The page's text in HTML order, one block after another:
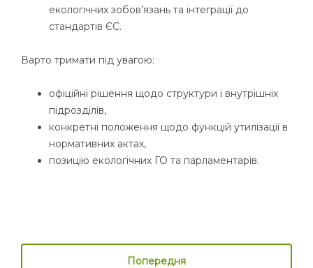
екологічних зобов’язань та інтеграції до
стандартів ЄС.
Варто тримати під увагою:
офіційні рішення щодо структури і внутрішніх
підрозділів,
конкретні положення щодо функцій утилізації в
нормативних актах,
позицію екологічних ГО та парламентарів.
Попередня